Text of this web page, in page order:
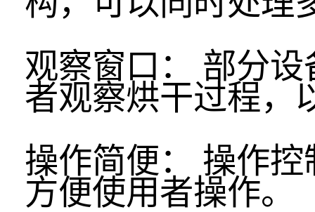
观察窗口： 部分
者观察烘干过程，
操作简便： 操作
方便使用者操作。